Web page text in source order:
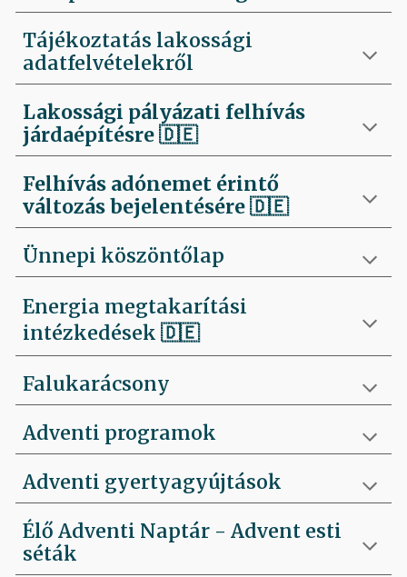
Tájékoztatás lakossági
adatfelvételekről
Lakossági pályázati felhívás
járdaépítésre🇩🇪
Felhívás adónemet érintő
változás bejelentésére 🇩🇪
Ünnepi köszöntőlap
Energia megtakarítási
intézkedések 🇩🇪
Falukarácsony
Adventi programok
Adventi gyertyagyújtások
Élő Adventi Naptár - Advent esti
séták